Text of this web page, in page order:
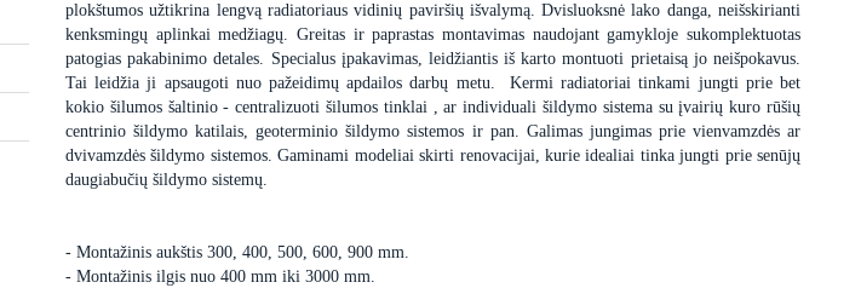
plokštumos užtikrina lengvą radiatoriaus vidinių paviršių išvalymą. Dvisluoksnė lako danga, neišskirianti
kenksmingų aplinkai medžiagų. Greitas ir paprastas montavimas naudojant gamykloje sukomplektuotas
patogias pakabinimo detales. Specialus įpakavimas, leidžiantis iš karto montuoti prietaisą jo neišpokavus.
Tai leidžia ji apsaugoti nuo pažeidimų apdailos darbų metu. Kermi radiatoriai tinkami jungti prie bet
kokio šilumos šaltinio - centralizuoti šilumos tinklai , ar individuali šildymo sistema su įvairių kuro rūšių
centrinio šildymo katilais, geoterminio šildymo sistemos ir pan. Galimas jungimas prie vienvamzdės ar
dvivamzdės šildymo sistemos. Gaminami modeliai skirti renovacijai, kurie idealiai tinka jungti prie senūjų
daugiabučių šildymo sistemų.
- Montažinis aukštis 300, 400, 500, 600, 900 mm.
- Montažinis ilgis nuo 400 mm iki 3000 mm.